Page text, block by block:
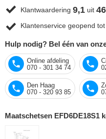
Klantwaardering 9,1 uit
Klantenservice geopend
Hulp nodig? Bel één van
Online afdeling
070 - 301 34 74
Den Haag
070 - 320 93 85
Maatschetsen EFD6DE18S1